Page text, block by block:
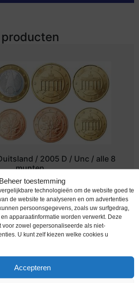
Beheer toestemming
technologieën om de website goed te
de website te analyseren en om advertenties
persoonsgegevens, zoals uw surfgedrag,
apparaatinformatie worden verwerkt. Deze
zowel gepersonaliseerde als niet-
U kunt zelf kiezen welke cookies u
Accepteren
/ 2005 D / Unc / alle 8
munten
bij beschikbaarheid